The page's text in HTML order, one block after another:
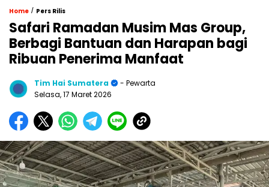
Home / Pers Rilis
Safari Ramadan Musim Mas Group,
Berbagi Bantuan dan Harapan bagi
Ribuan Penerima Manfaat
Tim Hai Sumatera
- Pewarta
Selasa, 17 Maret 2026